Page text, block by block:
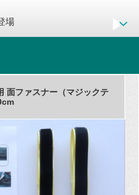
場
面ファスナー（マジックテ